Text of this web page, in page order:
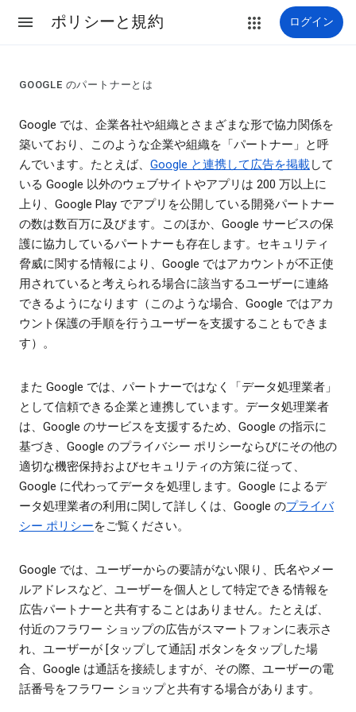
ポリシーと規約 ログイン
GOOGLE のパートナーとは
Google では、企業各社や組織とさまざまな形で協力関係を
築いており、このような企業や組織を「パートナー」と呼
んでいます。たとえば、 Google と連携して広告を掲載して
いる Google 以外のウェブサイトやアプリは 200 万以上に
上り、Google Play でアプリを公開している開発パートナー
の数は数百万に及びます。このほか、Google サービスの保
護に協力しているパートナーも存在します。セキュリティ
脅威に関する情報により、Google ではアカウントが不正使
用されていると考えられる場合に該当するユーザーに連絡
できるようになります（このような場合、Google ではアカ
ウント保護の手順を行うユーザーを支援することもできま
す）。
また Google では、パートナーではなく「データ処理業者」
として信頼できる企業と連携しています。データ処理業者
は、Google のサービスを支援するため、Google の指示に
基づき、Google のプライバシー ポリシーならびにその他の
適切な機密保持およびセキュリティの方策に従って、
Google に代わってデータを処理します。Google によるデ
ータ処理業者の利用に関して詳しくは、Google のプライバ
シー ポリシーをご覧ください。
Google では、ユーザーからの要請がない限り、氏名やメー
ルアドレスなど、ユーザーを個人として特定できる情報を
広告パートナーと共有することはありません。たとえば、
付近のフラワー ショップの広告がスマートフォンに表示さ
れ、ユーザーが [タップして通話] ボタンをタップした場
合、Google は通話を接続しますが、その際、ユーザーの電
話番号をフラワー ショップと共有する場合があります。